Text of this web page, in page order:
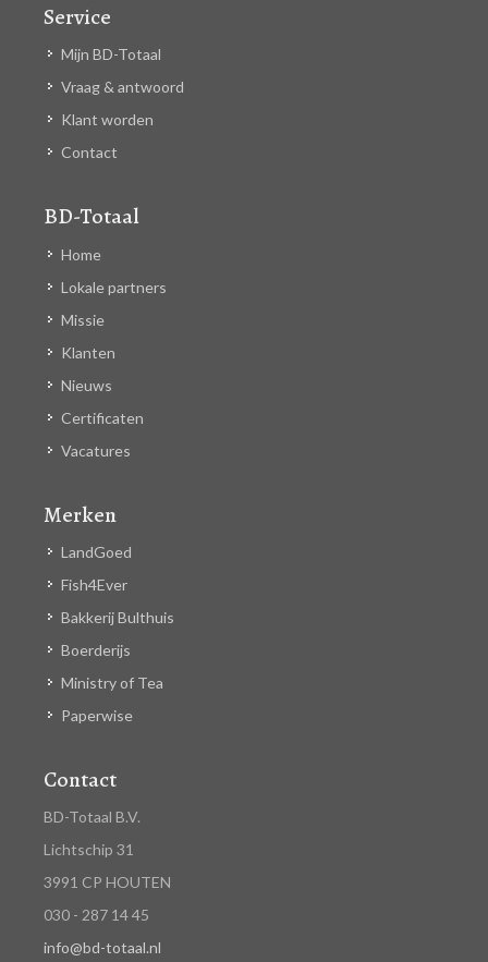
Service
Mijn BD-Totaal
Vraag & antwoord
Klant worden
Contact
BD-Totaal
Home
Lokale partners
Missie
Klanten
Nieuws
Certificaten
Vacatures
Merken
LandGoed
Fish4Ever
Bakkerij Bulthuis
Boerderijs
Ministry of Tea
Paperwise
Contact
BD-Totaal B.V.
Lichtschip 31
3991 CP HOUTEN
030 - 287 14 45
info@bd-totaal.nl